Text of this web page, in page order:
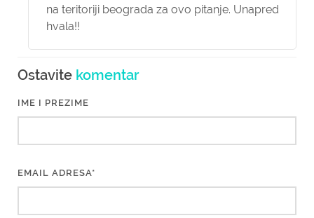
na teritoriji beograda za ovo pitanje. Unapred
hvala!!
Ostavite komentar
IME I PREZIME
EMAIL ADRESA*